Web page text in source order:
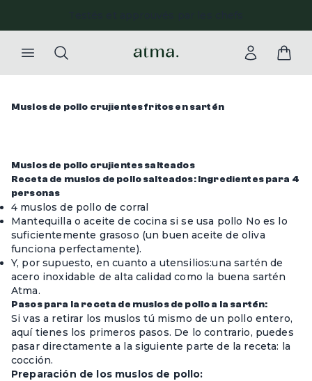
Muslos de pollo crujientes fritos en sartén
Muslos de pollo crujientes salteados
Receta de muslos de pollo salteados: Ingredientes para 4
personas
4 muslos de pollo de corral
Mantequilla o aceite de cocina si se usa pollo No es lo
suficientemente grasoso (un buen aceite de oliva
funciona perfectamente).
Y, por supuesto, en cuanto a utensilios:una sartén de
acero inoxidable de alta calidad como la buena sartén
Atma.
Pasos para la receta de muslos de pollo a la sartén:
Si vas a retirar los muslos tú mismo de un pollo entero,
aquí tienes los primeros pasos. De lo contrario, puedes
pasar directamente a la siguiente parte de la receta: la
cocción.
Preparación de los muslos de pollo: